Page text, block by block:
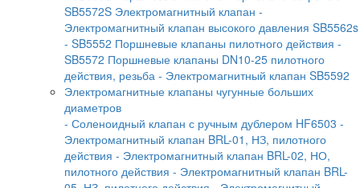
SB5572S Электромагнитный клапан -
Электромагнитный клапан высокого давления SB5562s
- SB5552 Поршневые клапаны пилотного действия -
SB5572 Поршневые клапаны DN10-25 пилотного
действия, резьба - Электромагнитный клапан SB5592
Электромагнитные клапаны чугунные больших
диаметров
- Соленоидный клапан с ручным дублером HF6503 -
Электромагнитный клапан BRL-01, НЗ, пилотного
действия - Электромагнитный клапан BRL-02, НО,
пилотного действия - Электромагнитный клапан BRL-